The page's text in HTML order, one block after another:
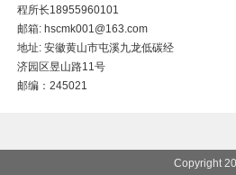
程所长18955960101
邮箱: hscmk001@163.com
地址: 安徽黄山市屯溪九龙低碳经
济园区昱山路11号
邮编：245021
Copyright